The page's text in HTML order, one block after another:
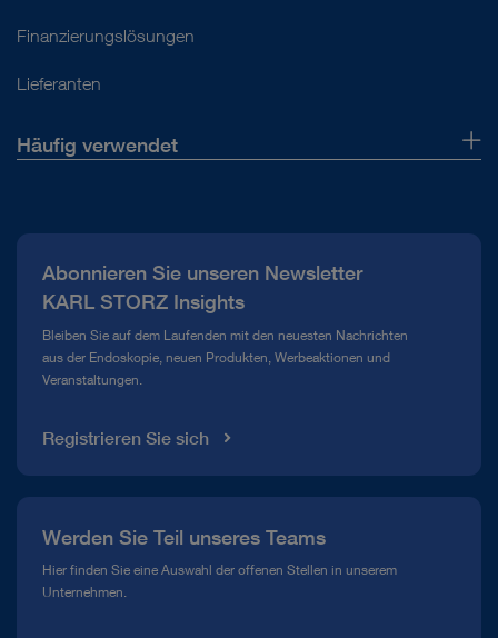
Finanzierungslösungen
Lieferanten
Häufig verwendet
Compliance Hotline
Mediathek
Abonnieren Sie unseren Newsletter
KARL STORZ Insights
Bleiben Sie auf dem Laufenden mit den neuesten Nachrichten
aus der Endoskopie, neuen Produkten, Werbeaktionen und
Veranstaltungen.
Registrieren Sie sich
Werden Sie Teil unseres Teams
Hier finden Sie eine Auswahl der offenen Stellen in unserem
Unternehmen.